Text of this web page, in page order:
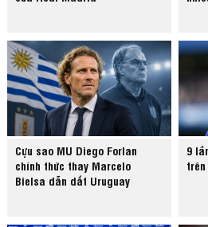
Cựu sao MU Diego Forlan
chính thức thay Marcelo
Bielsa dẫn dắt Uruguay
9